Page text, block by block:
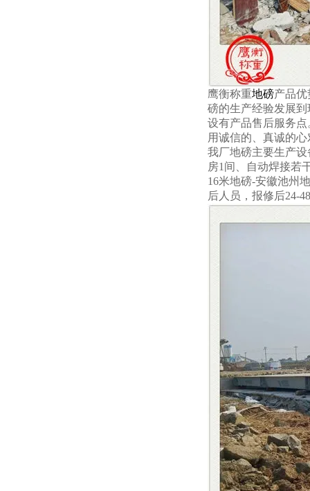
鹰衡称重地磅产品
磅的生产经验发展
设有产品售后服务
用诚信的、真诚的
我厂地磅主要生产
房1间、自动焊接若
16米地磅-安徽池州
后人员，报修后24-